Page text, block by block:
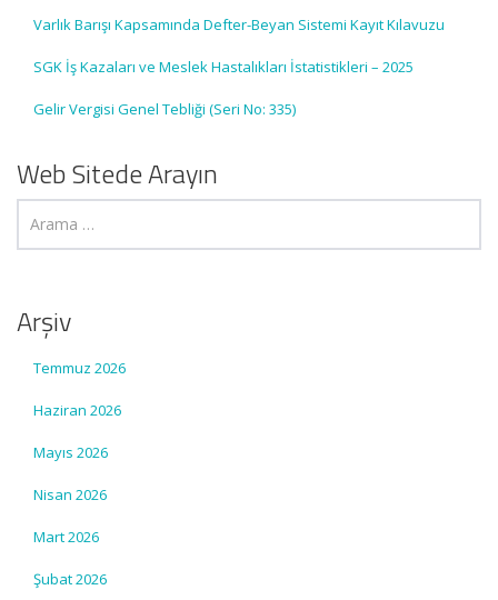
Varlık Barışı Kapsamında Defter-Beyan Sistemi Kayıt Kılavuzu
SGK İş Kazaları ve Meslek Hastalıkları İstatistikleri – 2025
Gelir Vergisi Genel Tebliği (Seri No: 335)
Web Sitede Arayın
Arşiv
Temmuz 2026
Haziran 2026
Mayıs 2026
Nisan 2026
Mart 2026
Şubat 2026